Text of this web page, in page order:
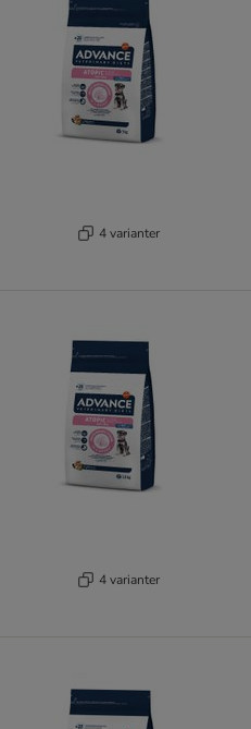
4 varianter
4 varianter